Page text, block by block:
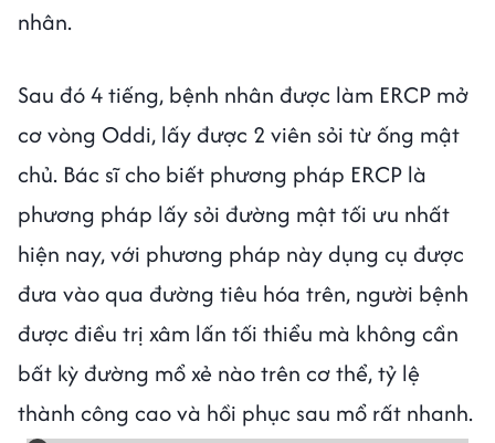
nhân.
Sau đó 4 tiếng, bệnh nhân được làm ERCP mở
cơ vòng Oddi, lấy được 2 viên sỏi từ ống mật
chủ. Bác sĩ cho biết phương pháp ERCP là
phương pháp lấy sỏi đường mật tối ưu nhất
hiện nay, với phương pháp này dụng cụ được
đưa vào qua đường tiêu hóa trên, người bệnh
được điều trị xâm lấn tối thiểu mà không cần
bất kỳ đường mổ xẻ nào trên cơ thể, tỷ lệ
thành công cao và hồi phục sau mổ rất nhanh.